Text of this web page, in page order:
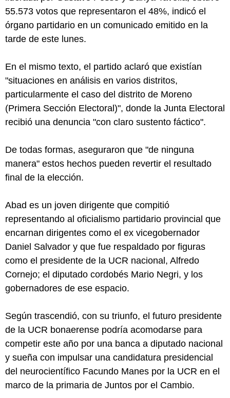
55.573 votos que representaron el 48%, indicó el
órgano partidario en un comunicado emitido en la
tarde de este lunes.
En el mismo texto, el partido aclaró que existían
"situaciones en análisis en varios distritos,
particularmente el caso del distrito de Moreno
(Primera Sección Electoral)", donde la Junta Electoral
recibió una denuncia "con claro sustento fáctico".
De todas formas, aseguraron que "de ninguna
manera" estos hechos pueden revertir el resultado
final de la elección.
Abad es un joven dirigente que compitió
representando al oficialismo partidario provincial que
encarnan dirigentes como el ex vicegobernador
Daniel Salvador y que fue respaldado por figuras
como el presidente de la UCR nacional, Alfredo
Cornejo; el diputado cordobés Mario Negri, y los
gobernadores de ese espacio.
Según trascendió, con su triunfo, el futuro presidente
de la UCR bonaerense podría acomodarse para
competir este año por una banca a diputado nacional
y sueña con impulsar una candidatura presidencial
del neurocientífico Facundo Manes por la UCR en el
marco de la primaria de Juntos por el Cambio.